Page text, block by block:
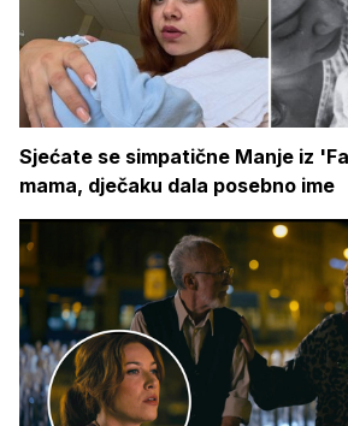
Sjećate se simpatične Manje iz
mama, dječaku dala posebno ime